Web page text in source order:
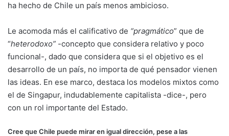
ha hecho de Chile un país menos ambicioso.
Le acomoda más el calificativo de “pragmático” que de
“heterodoxo” -concepto que considera relativo y poco
funcional-, dado que considera que si el objetivo es el
desarrollo de un país, no importa de qué pensador vienen
las ideas. En ese marco, destaca los modelos mixtos como
el de Singapur, indudablemente capitalista -dice-, pero
con un rol importante del Estado.
Cree que Chile puede mirar en igual dirección, pese a las